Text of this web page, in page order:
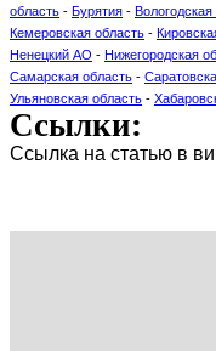
область - Бурятия - Вологодская
Кемеровская область -
Ненецкий АО - Нижегородская
Самарская область -
Ульяновская область -
Ссылки:
Ссылка на статью в